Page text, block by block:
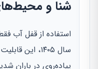
شنا و
استفاده از قفل آب
سال ۱۴۰۵،
پیاده‌روی در باران